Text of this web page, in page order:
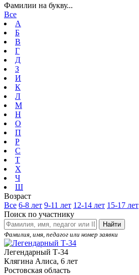
Фамилии на букву...
Все
А
Б
В
Г
Д
З
И
К
Л
М
Н
О
П
Р
С
Т
Х
Ч
Ш
Возраст
Все 6-8 лет 9-11 лет 12-14 лет 15-17 лет
Поиск по участнику
Найти
Фамилия, имя, педагог или номер заявки
Легендарный Т-34
Клягина Алиса, 6 лет
Ростовская область